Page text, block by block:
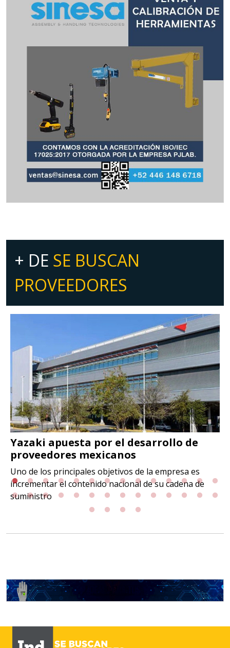
+ DE SE BUSCAN
PROVEEDORES
Yazaki apuesta por el desarrollo de
proveedores mexicanos
Uno de los principales objetivos de la empresa es
incrementar el contenido nacional de su cadena de
suministro